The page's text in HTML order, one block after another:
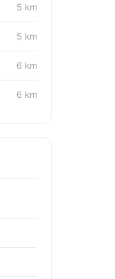
5 km
5 km
6 km
6 km